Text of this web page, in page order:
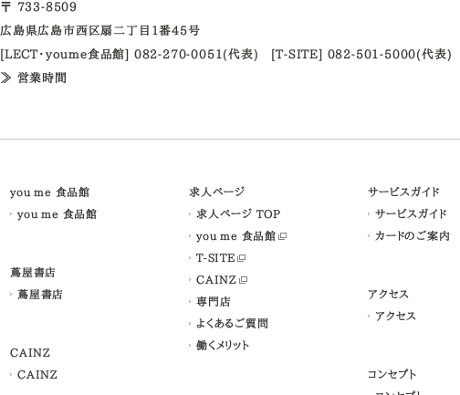
〒 733-8509
広島県広島市西区扇二丁目1番45号
[LECT・youme食品館] 082-270-0051(代表)
[T-SITE] 082-501-5000(代表)
≫ 営業時間
you me 食品館
you me 食品館
蔦屋書店
蔦屋書店
CAINZ
CAINZ
求人ページ
求人ページ TOP
you me 食品館
T-SITE
CAINZ
専門店
よくあるご質問
働くメリット
サービスガイド
サービスガイド
カードのご案内
アクセス
アクセス
コンセプト